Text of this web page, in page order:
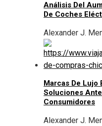
Análisis Del
De Coches
Alexander J.
Marcas De Lujo
Soluciones
Consumidores
Alexander J.